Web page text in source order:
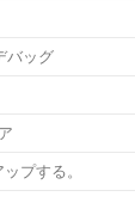
バッグ
プする。